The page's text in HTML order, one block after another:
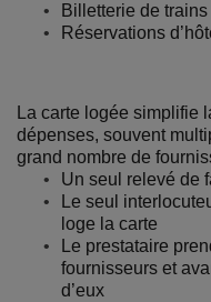
Billetterie de trains
Réservations
La carte logée simplifie
dépenses, souvent
grand nombre de
Un seul relevé de
Le seul
loge la carte
Le prestataire
fournisseurs et
d’eux